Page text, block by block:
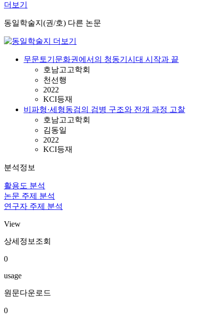
더보기
동일학술지(권/호) 다른 논문
무문토기문화권에서의 청동기시대 시작과 끝
호남고고학회
천선행
2022
KCI등재
비파형·세형동검의 검병 구조와 전개 과정 고찰
호남고고학회
김동일
2022
KCI등재
분석정보
활용도 분석
논문 주제 분석
연구자 주제 분석
View
상세정보조회
0
usage
원문다운로드
0